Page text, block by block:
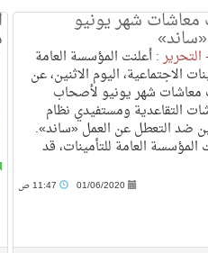
معاشات شهر يونيو
التحرير :أعلنت المؤسسة العامة
الاجتماعية، اليوم الاثنين، عن
شهر يونيو لأصحاب
التقاعدية ومستفيدي نظام
ضد التعطل عن العمل «ساند».
المؤسسة العامة للتأمينات، قد
01/06/2020